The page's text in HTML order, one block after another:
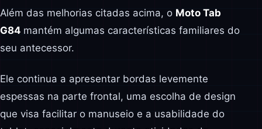
Além das melhorias citadas acima, o Moto Tab
G84 mantém algumas características familiares do
seu antecessor.
Ele continua a apresentar bordas levemente
espessas na parte frontal, uma escolha de design
que visa facilitar o manuseio e a usabilidade do